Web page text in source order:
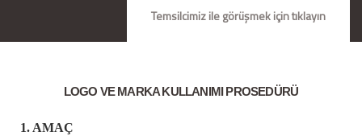
Temsilcimiz ile görüşmek için tıklayın
LOGO VE MARKA KULLANIMI PROSEDÜRÜ
1. AMAÇ